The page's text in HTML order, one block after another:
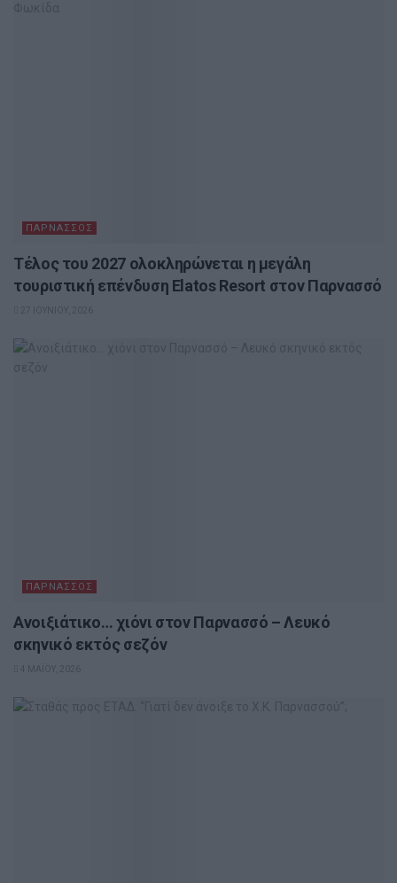
ΠΑΡΝΑΣΣΌΣ
Τέλος του 2027 ολοκληρώνεται η μεγάλη
τουριστική επένδυση Elatos Resort στον Παρνασσό
27 ΙΟΥΝΊΟΥ, 2026
ΠΑΡΝΑΣΣΌΣ
Ανοιξιάτικο… χιόνι στον Παρνασσό – Λευκό
σκηνικό εκτός σεζόν
4 ΜΑΪ́ΟΥ, 2026